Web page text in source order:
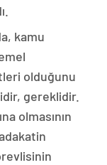
kamu
olduğunu
gereklidir.
olmasının